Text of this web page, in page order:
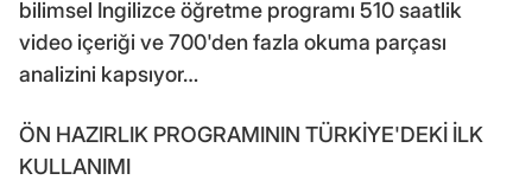
bilimsel İngilizce öğretme programı 510 saatlik
video içeriği ve 700'den fazla okuma parçası
analizini kapsıyor…
ÖN HAZIRLIK PROGRAMININ TÜRKİYE'DEKİ İLK
KULLANIMI